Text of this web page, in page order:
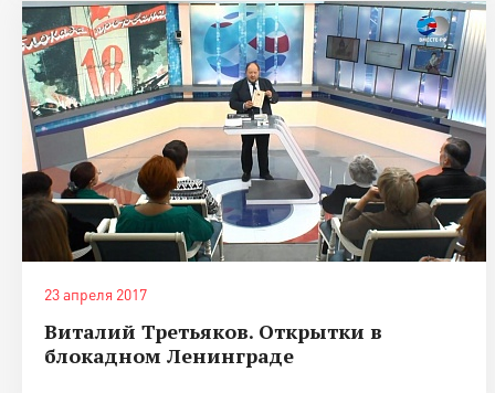
23 апреля 2017
Виталий Третьяков. Открытки в
блокадном Ленинграде